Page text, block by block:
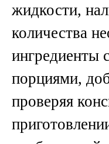
жидкости,
количества
ингредиенты
порциями,
проверяя